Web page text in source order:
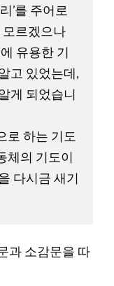
'를 주어로
르겠으나
유용한 기
고 있었는데,
게 되었습니
로 하는 기도
체의 기도이
다시금 새기
과 소감문을 따